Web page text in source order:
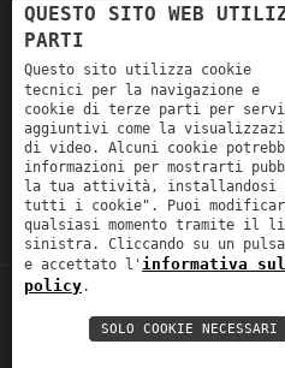
dei miei dati personali per le
Fra-Mar Srl | P.IVA: 00981530231 |
241926 | CAP. SOC.: EURO
QUESTO SITO WEB
PARTI
Questo sito utilizza cookie
tecnici per la navigazione e
cookie di terze parti per
aggiuntivi come la
di video. Alcuni cookie
informazioni per mostrarti
la tua attività, installandosi
tutti i cookie". Puoi
qualsiasi momento tramite il
sinistra. Cliccando su un
e accettato l' informativa
policy.
SOLO COOKIE NECESSARI